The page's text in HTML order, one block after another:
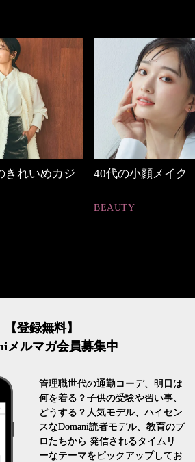
イク
心地よくいられる
【登録無料】
メルマガ会員募集中
管理職世代の通勤コーデ、明日は
何を着る？子供の受験や習い事、
どうする？人気モデル、ハイセン
スなDomani読者モデル、教育のプ
ロたちから 発信されるタイムリ
ーなテーマをピックアップしてお